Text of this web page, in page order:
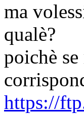
ma
qualè?
poichè
https://